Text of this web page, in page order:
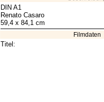
DIN A1
Renato Casaro
59,4 x 84,1 cm
Filmdaten
Titel: